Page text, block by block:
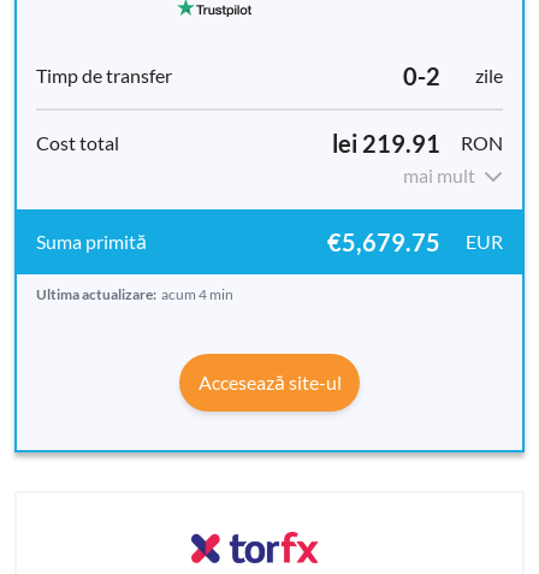
0-2 zile
lei 219.91
RON
mai mult
€5,679.75 EUR
Ultima actualizare: acum 4 min
Accesează site-ul